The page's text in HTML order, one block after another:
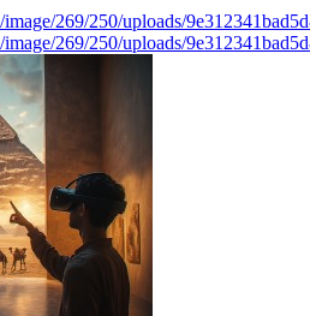
269/250/uploads/
269/250/uploads/